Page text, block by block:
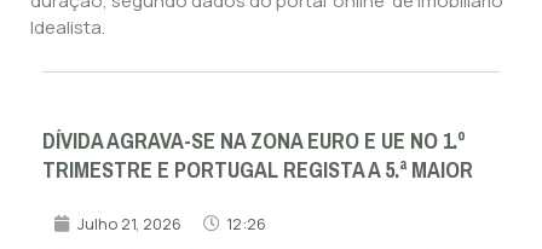
Idealista.
DÍVIDA AGRAVA-SE NA ZONA EURO E UE NO 1.º
TRIMESTRE E PORTUGAL REGISTA A 5.ª MAIOR
Julho 21, 2026 12:26